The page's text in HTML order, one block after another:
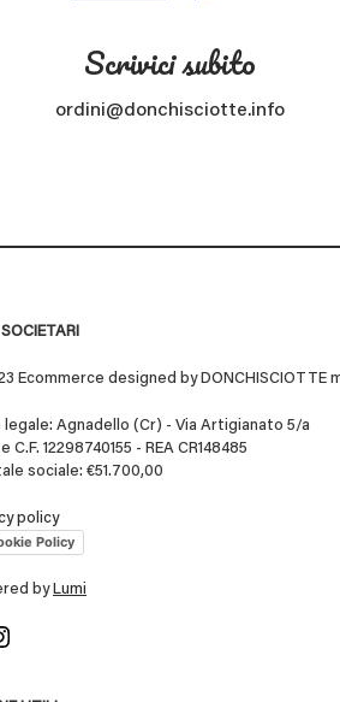
Scrivici subito
ordini@donchisciotte.info
Ecommerce designed by DONCHISCIOTTE
legale: Agnadello (Cr) - Via Artigianato 5/a
e C.F. 12298740155 - REA CR148485
sociale: €51.700,00
policy
Policy
by Lumi